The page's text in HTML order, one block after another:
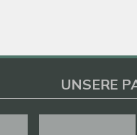
UNSERE